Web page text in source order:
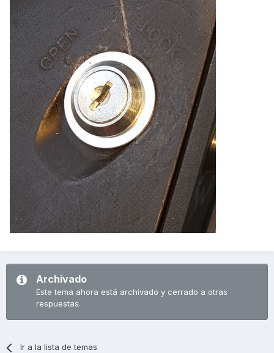
Archivado
Este tema ahora está archivado y cerrado a otras
respuestas.
Ir a la lista de temas